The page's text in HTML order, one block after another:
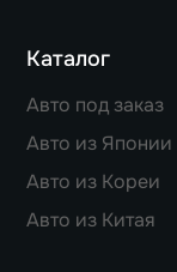
Каталог
Авто под заказ
Авто из Японии
Авто из Кореи
Авто из Китая